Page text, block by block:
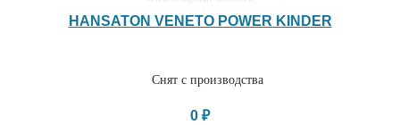
HANSATON VENETO POWER KINDER
Снят с производства
0 ₽